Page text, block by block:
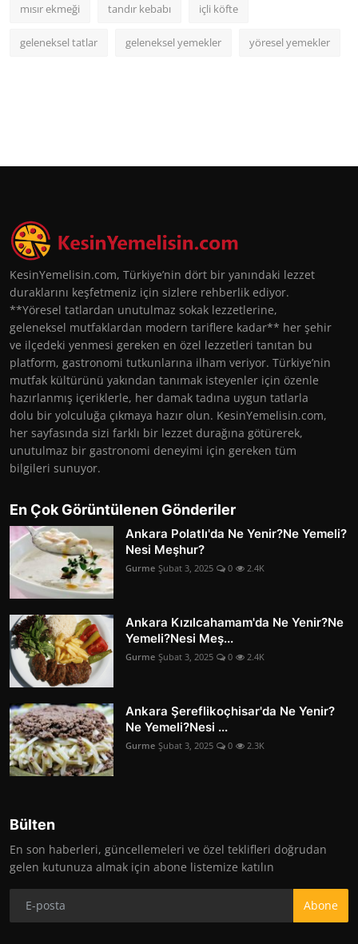
mısır ekmeği tandır kebabı içli köfte
geleneksel tatlar geleneksel yemekler yöresel yemekler
KesinYemelisin.com, Türkiye’nin dört bir yanındaki lezzet
duraklarını keşfetmeniz için sizlere rehberlik ediyor.
**Yöresel tatlardan unutulmaz sokak lezzetlerine,
geleneksel mutfaklardan modern tariflere kadar** her şehir
ve ilçedeki yenmesi gereken en özel lezzetleri tanıtan bu
platform, gastronomi tutkunlarına ilham veriyor. Türkiye’nin
mutfak kültürünü yakından tanımak isteyenler için özenle
hazırlanmış içeriklerle, her damak tadına uygun tatlarla
dolu bir yolculuğa çıkmaya hazır olun. KesinYemelisin.com,
her sayfasında sizi farklı bir lezzet durağına götürerek,
unutulmaz bir gastronomi deneyimi için gereken tüm
bilgileri sunuyor.
En Çok Görüntülenen Gönderiler
Ankara Polatlı'da Ne Yenir?Ne Yemeli?
Nesi Meşhur?
Gurme Şubat 3, 2025 0 2.4K
Ankara Kızılcahamam'da Ne Yenir?Ne
Yemeli?Nesi Meş...
Gurme Şubat 3, 2025 0 2.4K
Ankara Şereflikoçhisar'da Ne Yenir?
Ne Yemeli?Nesi ...
Gurme Şubat 3, 2025 0 2.3K
Bülten
En son haberleri, güncellemeleri ve özel teklifleri doğrudan
gelen kutunuza almak için abone listemize katılın
Abone